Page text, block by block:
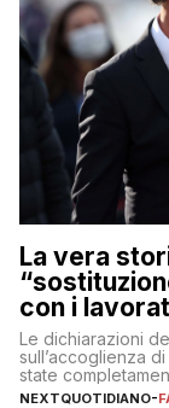
La vera
con i
ci sarà)
Le dichiarazioni
sull’accoglienza
state
falsi che girano
NEXTQUOTIDIANO-